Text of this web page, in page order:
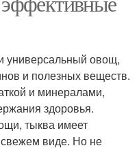
универсальный овощ,
и полезных веществ.
и минералами,
здоровья.
тыква имеет
виде. Но не